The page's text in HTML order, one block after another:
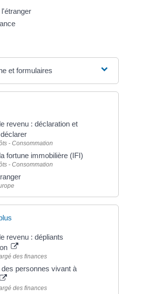
et formulaires
revenu : déclaration et
- Consommation
fortune immobilière (IFI)
- Consommation
revenu : dépliants
des finances
personnes vivant à
des finances